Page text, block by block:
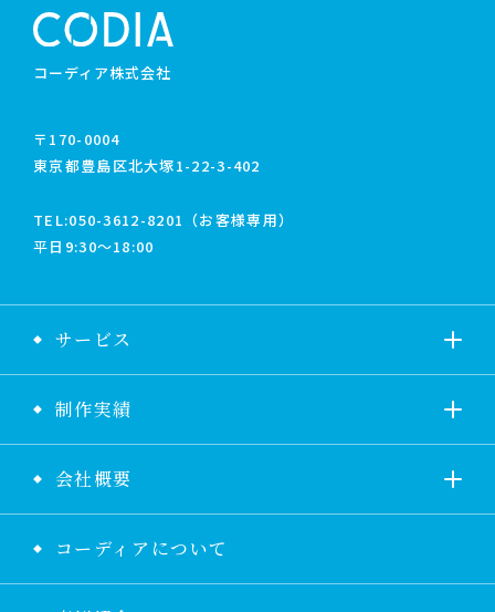
コーディア株式会社
〒170-0004
東京都豊島区北大塚1-22-3-402
TEL:050-3612-8201（お客様専用）
平日9:30〜18:00
サービス
制作実績
会社概要
コーディアについて